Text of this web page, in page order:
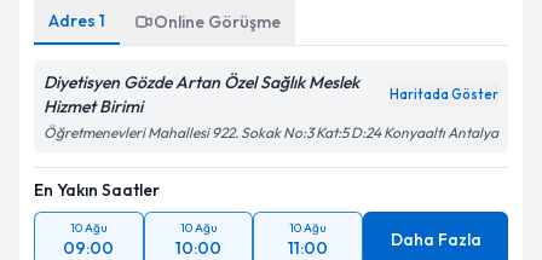
kapsamda işlenmesini kabul ediyorum.
Takvim Talebini Gönder
Adres 1 Online Görüşme
Diyetisyen Gözde Artan Özel Sağlık Meslek
Hizmet Birimi
Haritada Göster
Öğretmenevleri Mahallesi 922. Sokak No:3 Kat:5 D:24 Konyaaltı Antalya
En Yakın Saatler
10 Ağu
09:00
10 Ağu
10:00
10 Ağu
11:00 Daha Fazla